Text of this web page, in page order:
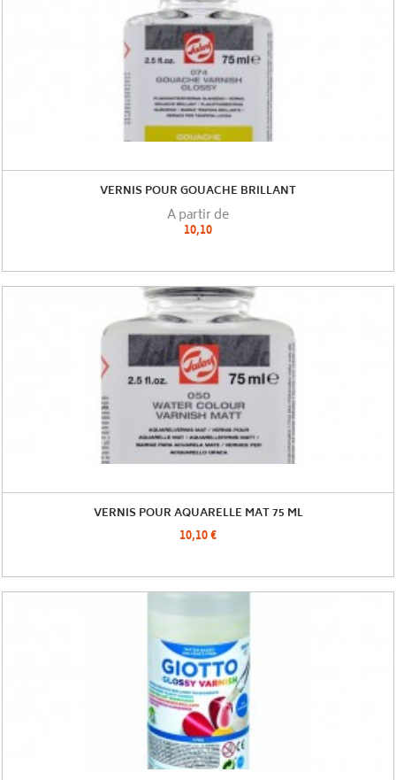
VERNIS POUR GOUACHE BRILLANT
A partir de
10,10
VERNIS POUR AQUARELLE MAT 75 ML
10,10 €